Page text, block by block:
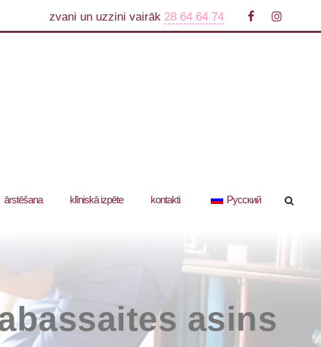
zvani un uzzini vairāk 28 64 64 74
ārstēšana klīniskā izpēte kontakti Русский
asins